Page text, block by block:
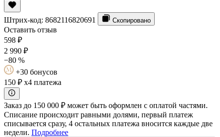
Штрих-код: 8682116820691 Скопировано
Оставить отзыв
598 ₽
2 990 ₽
−80 %
+30 бонусов
150 ₽ x4 платежа
Заказ до 150 000 ₽ может быть оформлен с оплатой частями.
Списание происходит равными долями, первый платеж
списывается сразу, 4 остальных платежа вносится каждые две
недели. Подробнее